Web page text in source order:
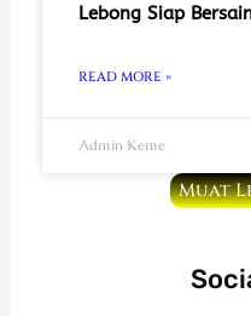
Lebong Siap
READ MORE »
Admin Keme
Muat